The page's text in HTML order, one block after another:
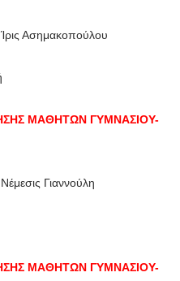
Ίρις Ασημακοπούλου
ΜΑΘΗΤΩΝ ΓΥΜΝΑΣΙΟΥ-
Νέμεσις Γιαννούλη
ΜΑΘΗΤΩΝ ΓΥΜΝΑΣΙΟΥ-